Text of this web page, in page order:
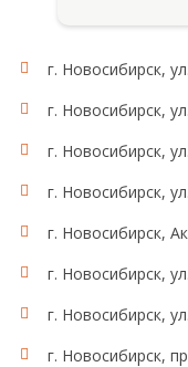
г. Новосибирск,
г. Новосибирск,
г. Новосибирск,
г. Новосибирск,
г. Новосибирск,
г. Новосибирск,
г. Новосибирск,
г. Новосибирск,